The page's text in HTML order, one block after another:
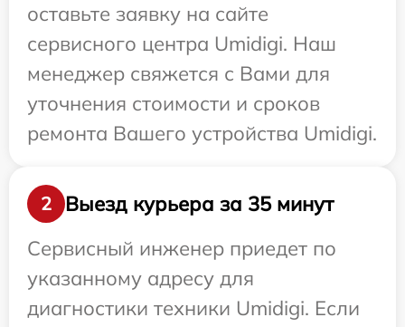
оставьте заявку на сайте
сервисного центра Umidigi. Наш
менеджер свяжется с Вами для
уточнения стоимости и сроков
ремонта Вашего устройства Umidigi.
2
Выезд курьера за 35 минут
Сервисный инженер приедет по
указанному адресу для
диагностики техники Umidigi. Если